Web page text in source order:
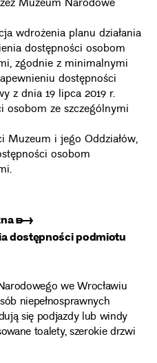
Muzeum Narodowe
wdrożenia planu działania
dostępności osobom
zgodnie z minimalnymi
dostępności
z dnia 19 lipca 2019 r.
osobom ze szczególnymi
Muzeum i jego Oddziałów,
osobom
➸
dostępności podmiotu
we Wrocławiu
niepełnosprawnych
się podjazdy lub windy
toalety, szerokie drzwi